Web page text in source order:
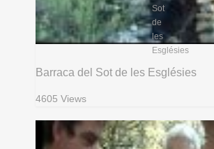
Barraca del Sot de les Esglésies
4605 Views